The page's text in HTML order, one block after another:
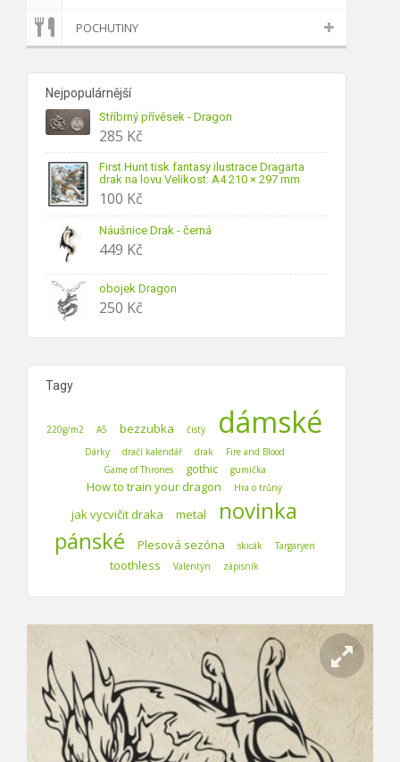
POCHUTINY
Nejpopulárnější
Stříbrný přívěsek - Dragon
285 Kč
First Hunt tisk fantasy ilustrace Dragarta
drak na lovu Velikost: A4 210 × 297 mm
100 Kč
Náušnice Drak - černá
449 Kč
obojek Dragon
250 Kč
Tagy
220g/m2 A5 bezzubka čistý dámské
Dárky dračí kalendář drak
Fire and Blood
Game of Thrones
gothic gumička
How to train your dragon Hra o trůny
jak vycvičit draka metal
novinka
pánské
Plesová sezóna skicák Targaryen
toothless Valentýn zápisník